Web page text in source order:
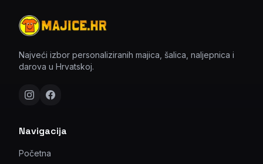
Najveći izbor personaliziranih majica, šalica, naljepnica i
darova u Hrvatskoj.
Navigacija
Početna